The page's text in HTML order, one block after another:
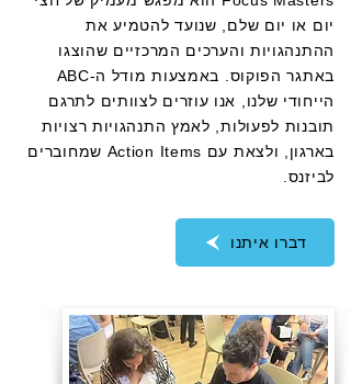
יום או יום שלם, שנועד להטמיע את
ההתנהגויות והערכים המרכזיים שהוצגו
באתגר הפוקוס. באמצעות מודל ה-ABC
הייחודי שלנו, אנו עוזרים לצוותים לתרגם
תובנות לפעולות, לאמץ התנהגויות רצויות
בארגון, ולצאת עם Action Items שמחוברים
לביזנס.
דברו איתנו